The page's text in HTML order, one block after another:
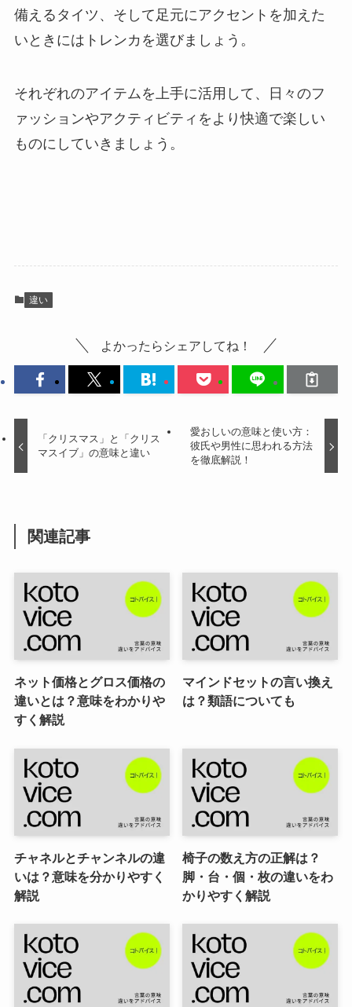
備えるタイツ、そして足元にアクセントを加えた
いときにはトレンカを選びましょう。
それぞれのアイテムを上手に活用して、日々のフ
ァッションやアクティビティをより快適で楽しい
ものにしていきましょう。
違い
よかったらシェアしてね！
「クリスマス」と「クリス
マスイブ」の意味と違い
愛おしいの意味と使い方：
彼氏や男性に思われる方法
を徹底解説！
関連記事
ネット価格とグロス価格の
違いとは？意味をわかりや
すく解説
マインドセットの言い換え
は？類語についても
チャネルとチャンネルの違
いは？意味を分かりやすく
解説
椅子の数え方の正解は？
脚・台・個・枚の違いをわ
かりやすく解説